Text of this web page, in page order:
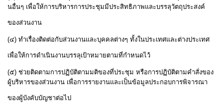
นอื่นๆ เพื่อให้การบริหารการประชุมมีประสิทธิภาพและบรรลุวัตถุประสงค์
ของส่วนงาน
(๔) ทำเรื่องติดต่อกับส่วนงานและบุคคลต่างๆ ทั้งในประเทศและต่างประเทศ
เพื่อให้การดำเนินงานบรรลุเป้าหมายตามที่กำหนดไว้
(๕) ช่วยติดตามการปฏิบัติตามมติของที่ประชุม หรือการปฏิบัติตามคำสั่งของ
ผู้บริหารของส่วนงาน เพื่อการรายงานและเป็นข้อมูลประกอบการพิจารณา
ของผู้บังคับบัญชาต่อไป